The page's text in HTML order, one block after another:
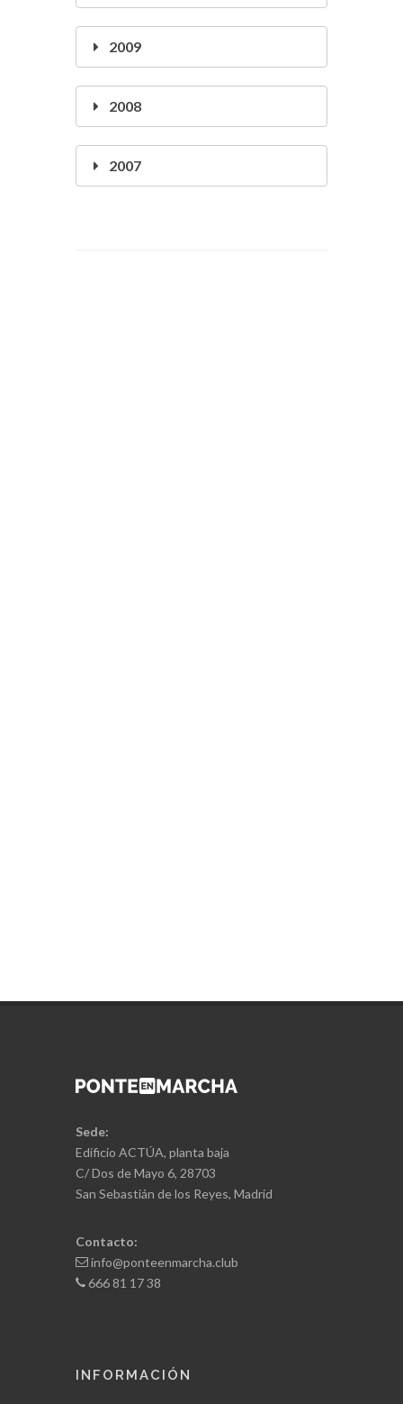
2009
2008
2007
Sede:
Edificio ACTÚA, planta baja
C/ Dos de Mayo 6, 28703
San Sebastián de los Reyes, Madrid
Contacto:
info@ponteenmarcha.club
666 81 17 38
INFORMACIÓN